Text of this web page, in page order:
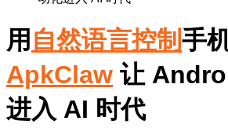
用 自然语言控制手
ApkClaw 让
进入 AI 时代